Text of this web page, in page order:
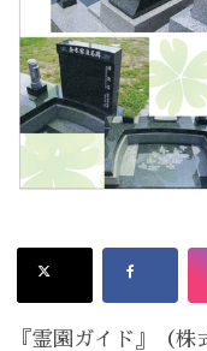
『霊園ガイド』（